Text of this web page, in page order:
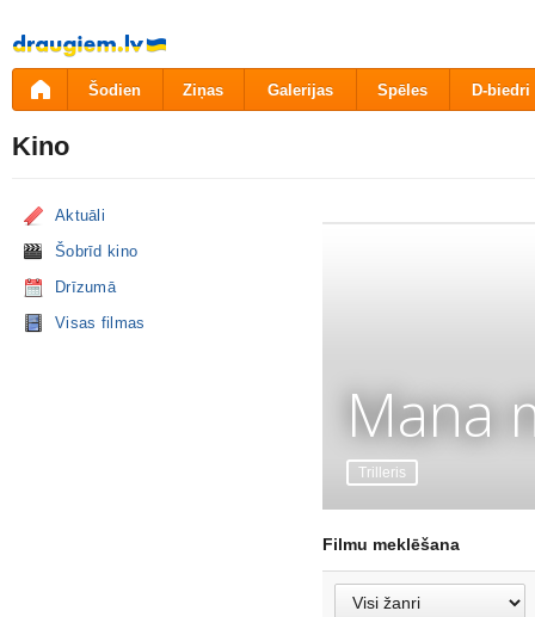
Pāriet
uz
saturu
Šodien Ziņas Galerijas Spēles D-biedri
Kino
Aktuāli
Šobrīd kino
Drīzumā
Visas filmas
Mana
Trilleris
Filmu meklēšana